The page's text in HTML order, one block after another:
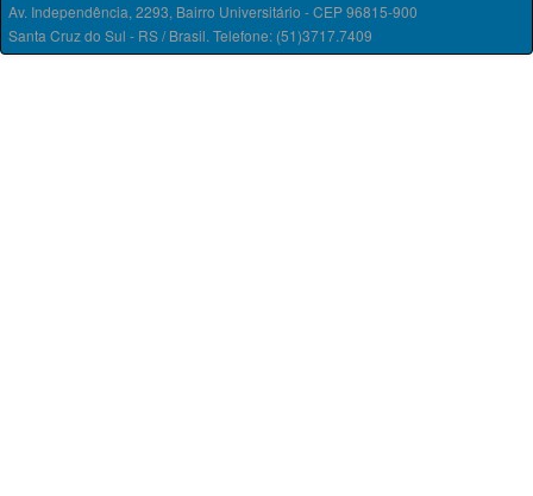
Av. Independência, 2293, Bairro Universitário - CEP 96815-900
Santa Cruz do Sul - RS / Brasil. Telefone: (51)3717.7409